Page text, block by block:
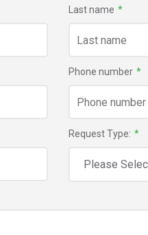
Last name *
Phone number *
Request Type: *